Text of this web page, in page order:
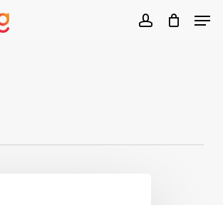
account
Menu